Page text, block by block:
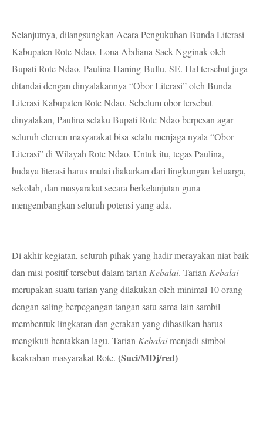
Selanjutnya, dilangsungkan Acara Pengukuhan Bunda Literasi
Kabupaten Rote Ndao, Lona Abdiana Saek Ngginak oleh
Bupati Rote Ndao, Paulina Haning-Bullu, SE. Hal tersebut juga
ditandai dengan dinyalakannya “Obor Literasi” oleh Bunda
Literasi Kabupaten Rote Ndao. Sebelum obor tersebut
dinyalakan, Paulina selaku Bupati Rote Ndao berpesan agar
seluruh elemen masyarakat bisa selalu menjaga nyala “Obor
Literasi” di Wilayah Rote Ndao. Untuk itu, tegas Paulina,
budaya literasi harus mulai diakarkan dari lingkungan keluarga,
sekolah, dan masyarakat secara berkelanjutan guna
mengembangkan seluruh potensi yang ada.
Di akhir kegiatan, seluruh pihak yang hadir merayakan niat baik
dan misi positif tersebut dalam tarianKebalai. TarianKebalai
merupakan suatu tarian yang dilakukan oleh minimal 10 orang
dengan saling berpegangan tangan satu sama lain sambil
membentuk lingkaran dan gerakan yang dihasilkan harus
mengikuti hentakkan lagu. TarianKebalaimenjadi simbol
keakraban masyarakat Rote. (Suci/MDj/red)